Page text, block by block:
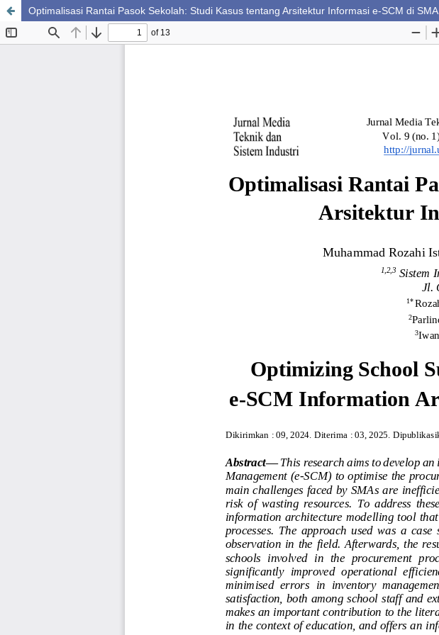
Optimalisasi Rantai Pasok Sekolah: Studi Kasus tentang Arsitektur Informasi e-SCM di SMA